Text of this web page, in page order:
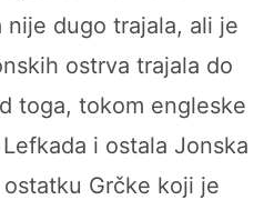
nije dugo trajala, ali je
ostrva trajala do
toga, tokom engleske
i ostala Jonska
Grčke koji je